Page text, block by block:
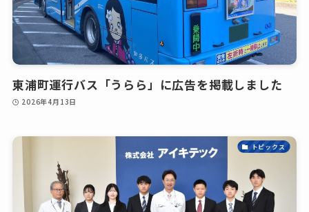
東浦町運行バス「うらら」に広告を掲載しました
2026年4月13日
トピックス